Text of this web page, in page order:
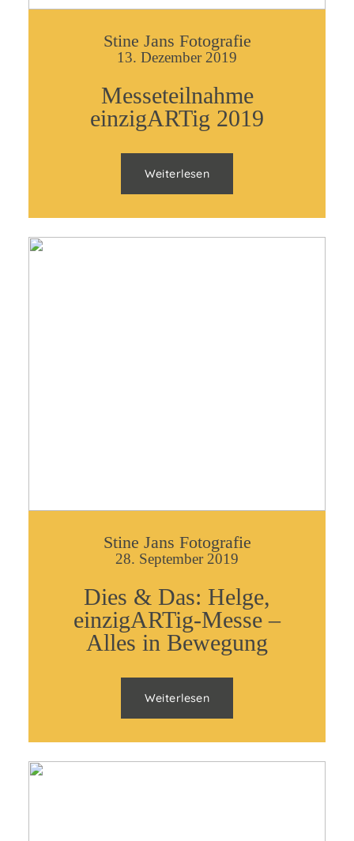
Stine Jans Fotografie
13. Dezember 2019
Messeteilnahme
einzigARTig 2019
Weiterlesen
Stine Jans Fotografie
28. September 2019
Dies & Das: Helge,
einzigARTig-Messe –
Alles in Bewegung
Weiterlesen